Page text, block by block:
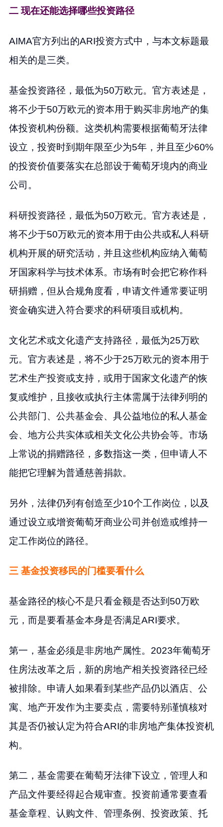
二 现在还能选择哪些投资路径
AIMA官方列出的ARI投资方式中，与本文标题最
相关的是三类。
基金投资路径，最低为50万欧元。官方表述是，
将不少于50万欧元的资本用于购买非房地产的集
体投资机构份额。这类机构需要根据葡萄牙法律
设立，投资时到期年限至少为5年，并且至少60%
的投资价值要落实在总部设于葡萄牙境内的商业
公司。
科研投资路径，最低为50万欧元。官方表述是，
将不少于50万欧元的资本用于由公共或私人科研
机构开展的研究活动，并且这些机构应纳入葡萄
牙国家科学与技术体系。市场有时会把它称作科
研捐赠，但从合规角度看，申请文件通常要证明
资金确实进入符合要求的科研项目或机构。
文化艺术或文化遗产支持路径，最低为25万欧
元。官方表述是，将不少于25万欧元的资本用于
艺术生产投资或支持，或用于国家文化遗产的恢
复或维护，且接收或执行主体需属于法律列明的
公共部门、公共基金会、具公益地位的私人基金
会、地方公共实体或相关文化公共协会等。市场
上常说的捐赠路径，多数指这一类，但申请人不
能把它理解为普通慈善捐款。
另外，法律仍列有创造至少10个工作岗位，以及
通过设立或增资葡萄牙商业公司并创造或维持一
定工作岗位的路径。
三 基金投资移民的门槛要看什么
基金路径的核心不是只看金额是否达到50万欧
元，而是要看基金本身是否满足ARI要求。
第一，基金必须是非房地产属性。2023年葡萄牙
住房法改革之后，新的房地产相关投资路径已经
被排除。申请人如果看到某些产品仍以酒店、公
寓、地产开发作为主要卖点，需要特别谨慎核对
其是否仍被认定为符合ARI的非房地产集体投资机
构。
第二，基金需要在葡萄牙法律下设立，管理人和
产品文件要经得起合规审查。投资前通常要查看
基金章程、认购文件、管理条例、投资政策、托